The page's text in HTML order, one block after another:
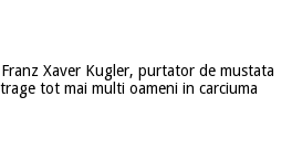
Xaver Kugler, purtator de mustata
tot mai multi oameni in carciuma